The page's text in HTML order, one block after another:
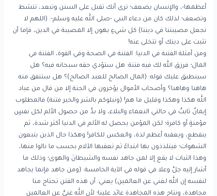
أعظمها-، والإنسان يضعف؛ ترى أنك تقبل على السنن وتبعد، تنشط
وتضعف؛ لذلك كان من دعاء النبي -صلى الله عليه وسلم-: (اللهم لا
تجعل مصيبتنا في ديننا) كل شيءٍ يهون إلا المصيبة في الدين، فإما أن
تثبت على دينك أو تتخلى عنه!
ومن أمثلة الفتنة في الدنيا: الفتنة في الصحة وفي القوة، الفتنة في
المال؛ فرزق الله لك فيه فتنة: هل ستؤدي حقه سبحانه فيه؟ هل
سينطبق عليك قوله: (المال الصالح للعبد الصالح)؟ هل ستنفق منه
هاهنا وهاهنا؟ وأصحاب الأموال يؤخرون في الجنة إلا من قال من عباد
الله هكذا وهكذا وقليل ما هم! (ونبلوكم بالشر والخير فتنة) فالمطلوب
إيمانٌ ثابتٌ في حالتي النعماء والبلاء، ولا بدَّ من حصول الألم لكل نفسٍ
مؤمنةٍ أو كافرة؛ لكن المؤمن يحصل له الألم في الدنيا أكثر شدة، ثم
ينقطع، ويعقبه أعظم لذة، والعكس للكافر! وهكذا حال الذين يتبعون
الشهوات؛ فيتلذذون بها ابتداءً ثم تعقبها الآلام بحسب ما نالوا منها،
وهذا الثبات لا يقع إلا لمن جاهد نفسه والشيطانَ والهوى؛ وذلك ما
أشار إليه جلَّ وعلا في قوله في الآية الخامسة: (ومن جاهد فإنما يجاهد
لنفسه إن الله لغني عن العالمين) يعني: أن هذه الفتن تحتاج منا
مجاهدة، ونتاج هذه المجاهدة عائد علينا؛ لأن الله غنيٌّ عن العالمين